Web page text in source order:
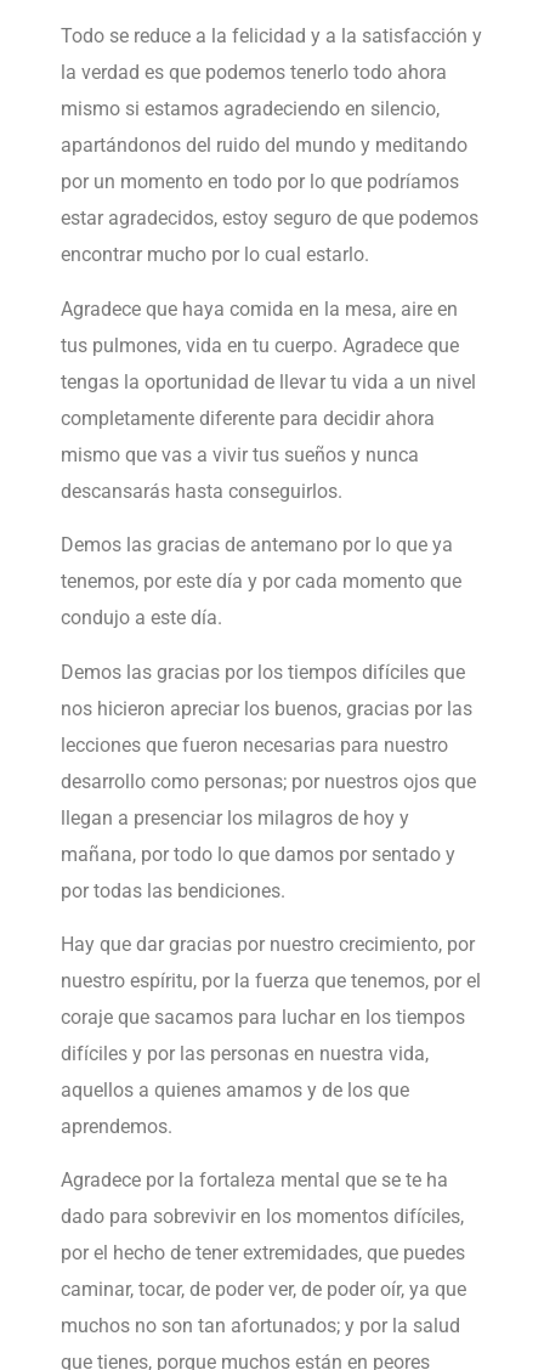
Todo se reduce a la felicidad y a la satisfacción y
la verdad es que podemos tenerlo todo ahora
mismo si estamos agradeciendo en silencio,
apartándonos del ruido del mundo y meditando
por un momento en todo por lo que podríamos
estar agradecidos, estoy seguro de que podemos
encontrar mucho por lo cual estarlo.
Agradece que haya comida en la mesa, aire en
tus pulmones, vida en tu cuerpo. Agradece que
tengas la oportunidad de llevar tu vida a un nivel
completamente diferente para decidir ahora
mismo que vas a vivir tus sueños y nunca
descansarás hasta conseguirlos.
Demos las gracias de antemano por lo que ya
tenemos, por este día y por cada momento que
condujo a este día.
Demos las gracias por los tiempos difíciles que
nos hicieron apreciar los buenos, gracias por las
lecciones que fueron necesarias para nuestro
desarrollo como personas; por nuestros ojos que
llegan a presenciar los milagros de hoy y
mañana, por todo lo que damos por sentado y
por todas las bendiciones.
Hay que dar gracias por nuestro crecimiento, por
nuestro espíritu, por la fuerza que tenemos, por el
coraje que sacamos para luchar en los tiempos
difíciles y por las personas en nuestra vida,
aquellos a quienes amamos y de los que
aprendemos.
Agradece por la fortaleza mental que se te ha
dado para sobrevivir en los momentos difíciles,
por el hecho de tener extremidades, que puedes
caminar, tocar, de poder ver, de poder oír, ya que
muchos no son tan afortunados; y por la salud
que tienes, porque muchos están en peores